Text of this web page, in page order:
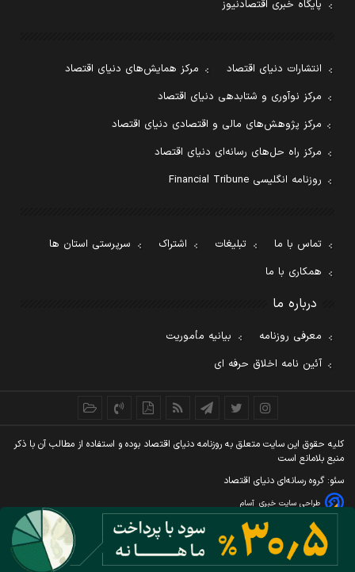
پایگاه خبری اقتصادنیوز
انتشارات دنیای اقتصاد
مرکز همایش‌های دنیای اقتصاد
مرکز نوآوری و شتابدهی دنیای اقتصاد
مرکز پژوهش‌های مالی و اقتصادی دنیای اقتصاد
مرکز راه حل‌های رسانه‌ای دنیای اقتصاد
روزنامه انگلیسی Financial Tribune
تماس با ما تبلیغات اشتراک
سرپرستی استان ها
همکاری با ما
درباره ما
معرفی روزنامه
بیانیه مأموریت
آئین نامه اخلاق حرفه ای
کليه حقوق اين سايت متعلق به روزنامه دنيای اقتصاد بوده و استفاده از مطالب آن با ذکر
منبع بلامانع است
سئو: گروه رسانه‌ای دنیای اقتصاد
طراحی سایت خبری آسام